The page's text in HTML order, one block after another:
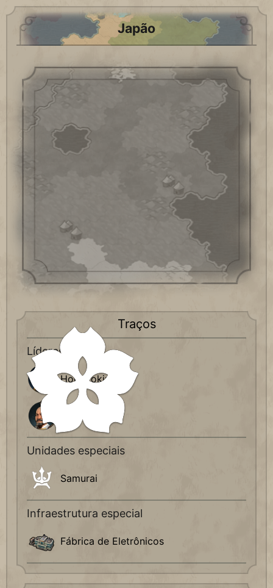
Japão
Traços
Líderes
Hojo Tokimune
Unidades especiais
Samurai
Infraestrutura especial
Fábrica de Eletrônicos